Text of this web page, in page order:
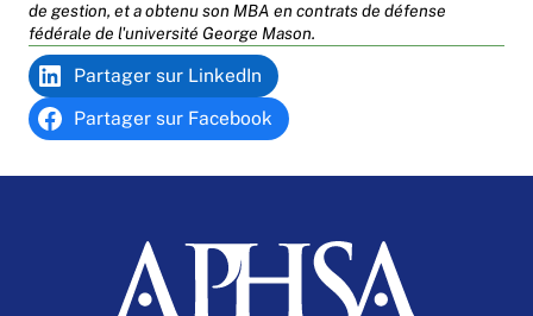
de gestion, et a obtenu son MBA en contrats de défense
fédérale de l'université George Mason.
Partager sur LinkedIn
Partager sur Facebook